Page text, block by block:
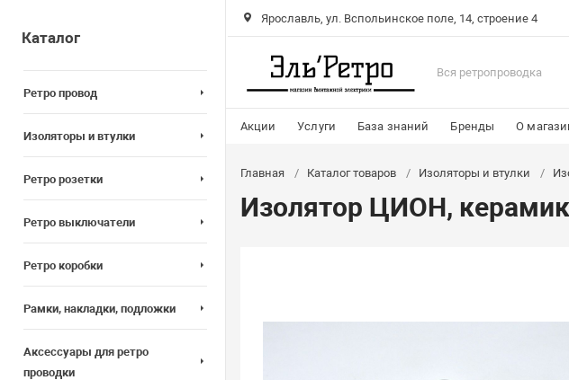
Ярославль, ул. Вспольинское поле, 14, строение 4
Вся ретропроводка
Акции Услуги База знаний Бренды О
Каталог
Ретро провод
Изоляторы и втулки
Ретро розетки
Ретро выключатели
Ретро коробки
Рамки, накладки, подложки
Аксессуары для ретро
проводки
Главная Каталог товаров Изоляторы и втулки
Изолятор ЦИОН,